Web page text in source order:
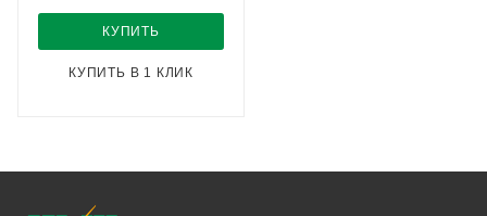
КУПИТЬ
КУПИТЬ В 1 КЛИК